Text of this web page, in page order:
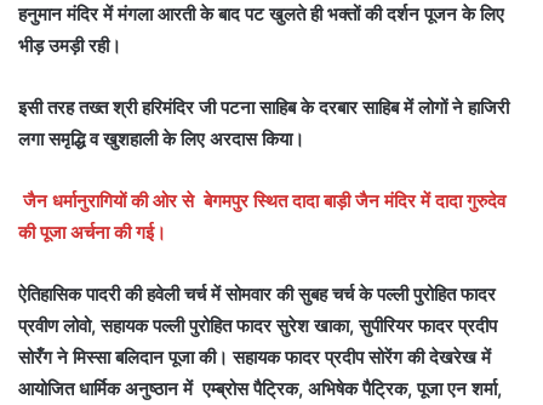
हनुमान मंदिर में मंगला आरती के बाद पट खुलते ही भक्तों की दर्शन पूजन के लिए
भीड़ उमड़ी रही।
इसी तरह तख्त श्री हरिमंदिर जी पटना साहिब के दरबार साहिब में लोगों ने हाजिरी
लगा समृद्धि व खुशहाली के लिए अरदास किया।
जैन धर्मानुरागियों की ओर से बेगमपुर स्थित दादा बाड़ी जैन मंदिर में दादा गुरुदेव
की पूजा अर्चना की गई।
ऐतिहासिक पादरी की हवेली चर्च में सोमवार की सुबह चर्च के पल्ली पुरोहित फादर
प्रवीण लोवो, सहायक पल्ली पुरोहित फादर सुरेश खाका, सुपीरियर फादर प्रदीप
सोरँग ने मिस्सा बलिदान पूजा की। सहायक फादर प्रदीप सोरेंग की देखरेख में
आयोजित धार्मिक अनुष्ठान में एम्ब्रोस पैट्रिक, अभिषेक पैट्रिक, पूजा एन शर्मा,